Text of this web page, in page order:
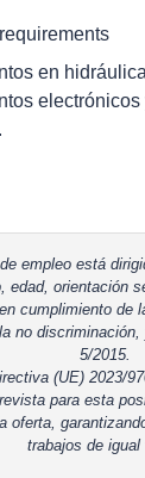
en
empleo está
edad, orientación
cumplimiento de
no
5/2015.
(UE) 2023/
para esta
oferta,
trabajos de igual